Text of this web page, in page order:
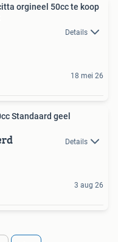
orgineel 50cc te koop
Details
18 mei 26
Standaard geel
Details
3 aug 26